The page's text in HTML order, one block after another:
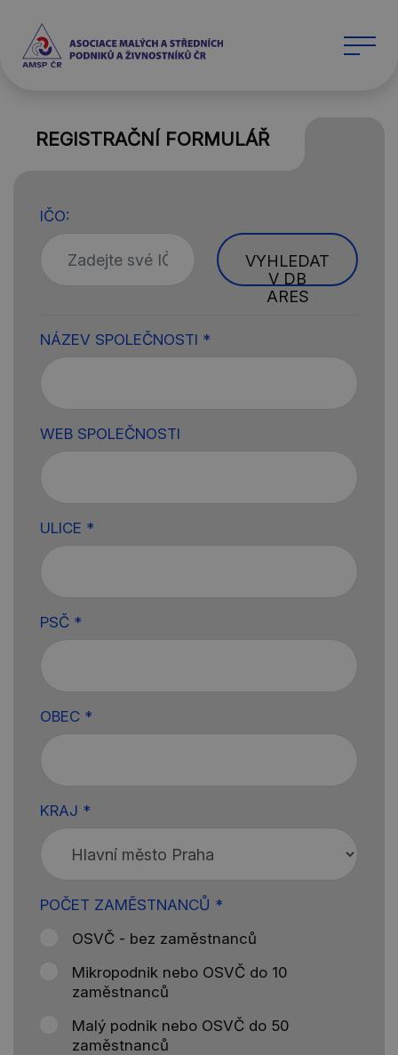
REGISTRAČNÍ FORMULÁŘ
IČO:
VYHLEDAT
V DB
ARES
NÁZEV SPOLEČNOSTI *
WEB SPOLEČNOSTI
ULICE *
PSČ *
OBEC *
KRAJ *
POČET ZAMĚSTNANCŮ *
OSVČ - bez zaměstnanců
Mikropodnik nebo OSVČ do 10
zaměstnanců
Malý podnik nebo OSVČ do 50
zaměstnanců